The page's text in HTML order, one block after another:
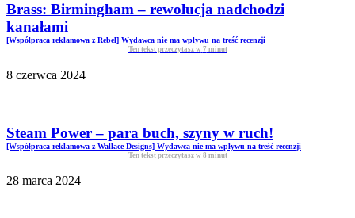
Brass: Birmingham – rewolucja nadchodzi
kanałami
[Współpraca reklamowa z Rebel] Wydawca nie ma wpływu na treść recenzji
Ten tekst przeczytasz w 7 minut
8 czerwca 2024
Steam Power – para buch, szyny w ruch!
[Współpraca reklamowa z Wallace Designs] Wydawca nie ma wpływu na treść recenzji
Ten tekst przeczytasz w 8 minut
28 marca 2024